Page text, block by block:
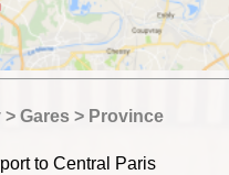
Gares > Province
to Central Paris